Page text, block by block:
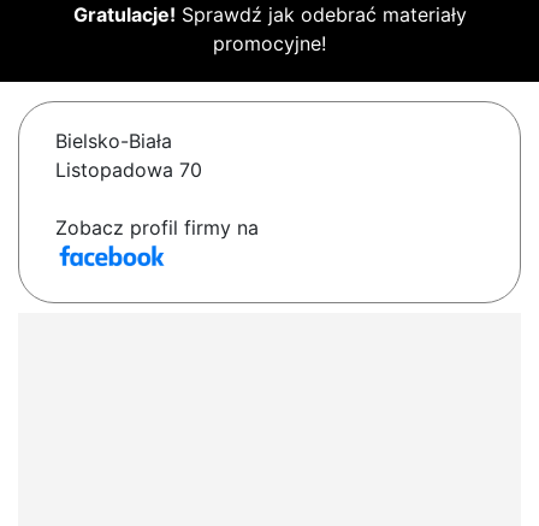
Gratulacje! Sprawdź jak odebrać materiały
promocyjne!
Bielsko-Biała
Listopadowa 70
Zobacz profil firmy na